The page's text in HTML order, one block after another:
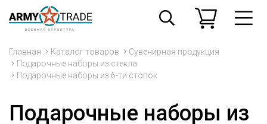
Главная Каталог товаров
Сувенирная продукция
Подарочные наборы из стекла
Подарочные наборы из 6-ти стопок
Подарочные наборы из